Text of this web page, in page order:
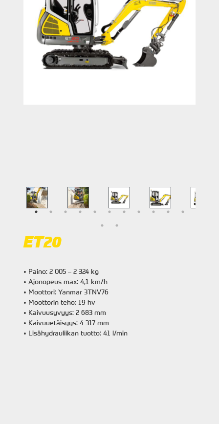
ET20
• Paino: 2 005 – 2 324 kg
• Ajonopeus max: 4,1 km/h
• Moottori: Yanmar 3TNV76
• Moottorin teho: 19 hv
• Kaivuusyvyys: 2 683 mm
• Kaivuuetäisyys: 4 317 mm
• Lisähydrauliikan tuotto: 41 l/min